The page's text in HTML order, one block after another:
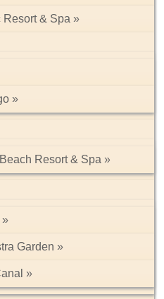
Resort & Spa
Resort & Spa
Garden